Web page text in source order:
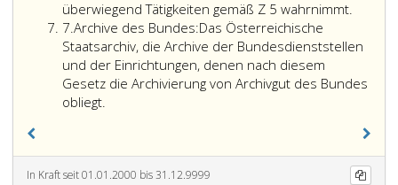
6
überwiegend Tätigkeiten gemäß Z 5 wahrnimmt.
Ziffer
5,
7.Ziffer
7
Archive des Bundes:Das Österreichische
Staatsarchiv, die Archive der Bundesdienststellen
und der Einrichtungen, denen nach diesem
Gesetz die Archivierung von Archivgut des Bundes
obliegt.
In Kraft seit 01.01.2000 bis 31.12.9999